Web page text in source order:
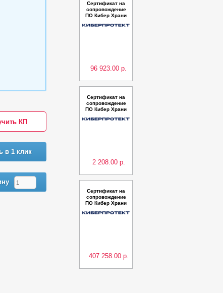
КП
в 1 клик
Сертификат на
сопровождение
ПО Кибер Храни
одление на 4 го
96 923.00 р.
Сертификат на
сопровождение
ПО Кибер Храни
еход на новую в
2 208.00 р.
Сертификат на
сопровождение
ПО Кибер Храни
родление на 2 г
407 258.00 р.